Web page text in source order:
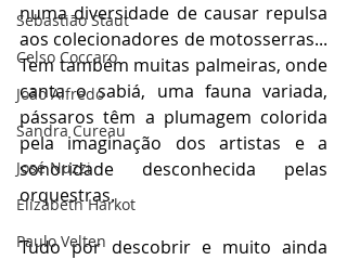
Sebastião Staut
Celso Coccaro
João Alfredo
Sandra Cureau
José Nuzzi
Elizabeth Harkot
Paulo Velten
numa diversidade de causar repulsa
aos colecionadores de motosserras...
Tem também muitas palmeiras, onde
canta o sabiá, uma fauna variada,
pássaros têm a plumagem colorida
pela imaginação dos artistas e a
sonoridade desconhecida pelas
orquestras.
Tudo por descobrir e muito ainda